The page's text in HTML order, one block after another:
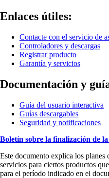
Enlaces útiles:
Contacte con el servicio de
Controladores y descargas
Registrar producto
Garantía y servicios
Documentación y
Guía del usuario interactiva
Guías descargables
Seguridad y notificaciones
Boletín sobre la finalización de
Este documento explica los
servicios para ciertos productos
para el período indicado en el